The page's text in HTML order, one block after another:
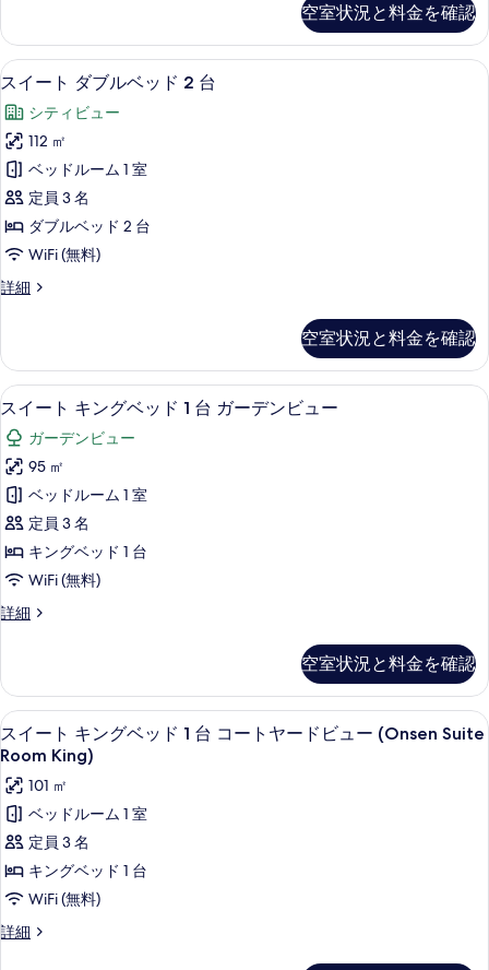
表
示
す
る
ビ
ュ
ー
の
す
べ
て
の
写
真
表
示
す
る
テ
ィ
ビ
ュ
ー
の
詳
細
1
台
の
す
べ
て
の
写
真
を
す
る
キ
ン
グ
ッ
ド
台
の
詳
細
空室状況と料金を確認
ス
イ
ー
ト
ダ
ブ
ル
ベ
ッ
2
台
の
す
べ
て
の
写
真
を
す
る
エジプト綿のシーツ、高級寝具、ミ
16
スイート ダブルベッド 2 台
シティビュー
112 ㎡
ベッドルーム 1 室
定員 3 名
ダブルベッド 2 台
WiFi (無料)
詳細
ス
ダ
ブ
ル
ッ
ド
台
の
詳
細
空室状況と料金を確認
ス
イ
ー
ト
キ
ン
グ
ベ
ッ
1
台
ガ
ー
デ
ン
ビ
ュ
ー
の
エジプト綿のシーツ、高級寝具、ミ
13
スイート キングベッド 1 台 ガーデンビュー
ガーデンビュー
95 ㎡
ベッドルーム 1 室
定員 3 名
キングベッド 1 台
WiFi (無料)
詳細
ス
キ
ン
グ
ベ
ド
台
ガ
ー
ン
ビ
ュ
空室状況と料金を確認
ス
イ
ー
ト
キ
ン
グ
ベ
スイート キングベッド 1 台 コート
10
スイート キングベッド 1 台 コートヤードビュー (Onsen Suite
Room King)
101 ㎡
ベッドルーム 1 室
定員 3 名
キングベッド 1 台
WiFi (無料)
詳細
ス